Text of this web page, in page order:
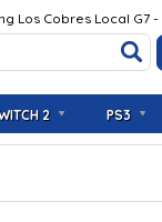
Los Cobres Local G7
2 PS3